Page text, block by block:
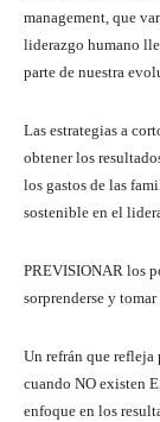
management, que
liderazgo humano
parte de nuestra
Las estrategias a
obtener los
los gastos de las
sostenible en el
PREVISIONAR los
sorprenderse y
Un refrán que refleja
cuando NO existen
enfoque en los